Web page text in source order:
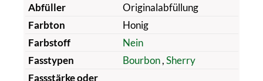
Abfüller
Originalabfüllung
Farbton
Honig
Farbstoff
Nein
Fasstypen
Bourbon,Sherry
Fassstärke oder